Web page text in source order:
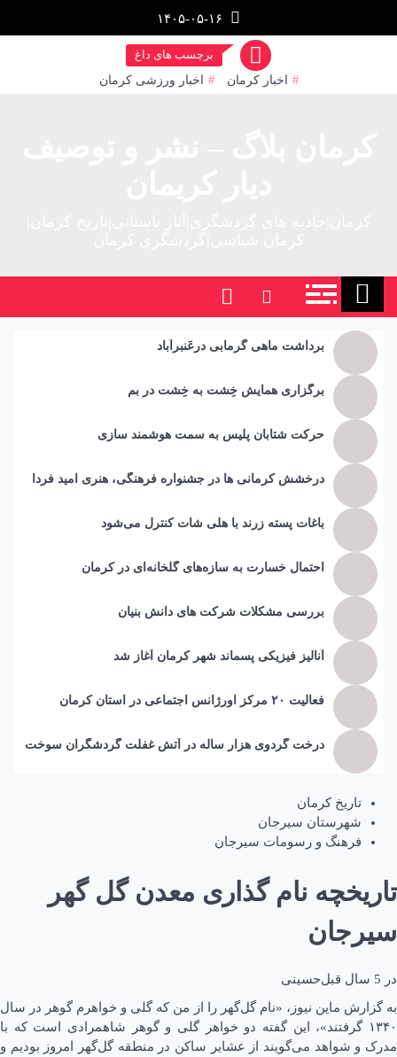
برچسب های داغ
اخبار کرمان اخبار ورزشی کرمان
برداشت ماهی گرمابی درعَنبرآباد
برگزاری همایش خِشت به خِشت در بم
حرکت شتابان پلیس به سمت هوشمند سازی
درخشش کرمانی ها در جشنواره فرهنگی، هنری امید فردا
باغات پسته زرند با هلی شات کنترل می‌شود
احتمال خسارت به ساز‌ه‌های گلخانه‌ای در کرمان
بررسی مشکلات شرکت های دانش بنیان
آنالیز فیزیکی پسماند شهر کرمان آغاز شد
فعالیت ۲۰ مرکز اورژانس اجتماعی در استان کرمان
درخت گردوی هزار ساله در آتش غفلت گردشگران سوخت
تاریخ کرمان
شهرستان سیرجان
فرهنگ و رسومات سیرجان
تاریخچه نام گذاری معدن گل گهر
سیرجان
در 5 سال قبل
حسینی
به گزارش ماین نیوز، «نام گل‌گهر را از من که گلی و خواهرم گوهر در سال
۱۳۴۰ گرفتند»، این گفته دو خواهر گلی و گوهر شاهمرادی است که با
مدرک و شواهد می‌گویند از عشایر ساکن در منطقه گل‌گهر امروز بودیم و